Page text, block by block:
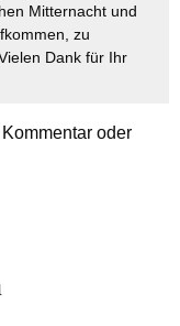
Mitternacht und
zu
Dank für Ihr
oder